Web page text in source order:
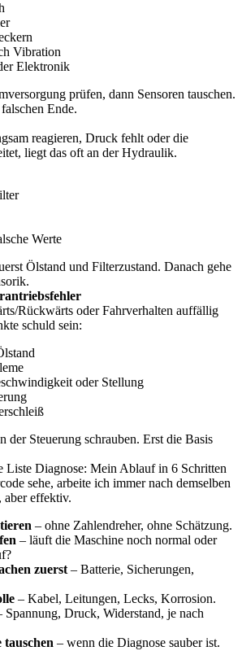
Vibration
Elektronik
prüfen, dann Sensoren tauschen.
Ende.
reagieren, Druck fehlt oder die
liegt das oft an der Hydraulik.
Werte
Ölstand und Filterzustand. Danach gehe
Rückwärts oder Fahrverhalten auffällig
schuld sein:
oder Stellung
Steuerung schrauben. Erst die Basis
Liste Diagnose: Mein Ablauf in 6 Schritten
sehe, arbeite ich immer nach demselben
aber effektiv.
– ohne Zahlendreher, ohne Schätzung.
– läuft die Maschine noch normal oder
zuerst – Batterie, Sicherungen,
– Kabel, Leitungen, Lecks, Korrosion.
Spannung, Druck, Widerstand, je nach
– wenn die Diagnose sauber ist.